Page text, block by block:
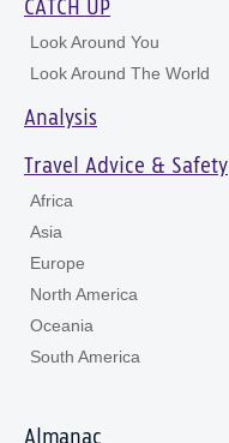
CATCH UP
Look Around You
Look Around The World
Analysis
Travel Advice & Safety
Africa
Asia
Europe
North America
Oceania
South America